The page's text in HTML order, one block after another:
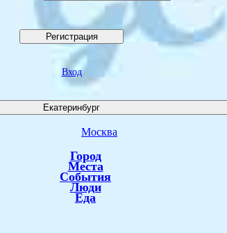
Регистрация
Вход
Екатеринбург
Москва
Город
Места
События
Люди
Еда